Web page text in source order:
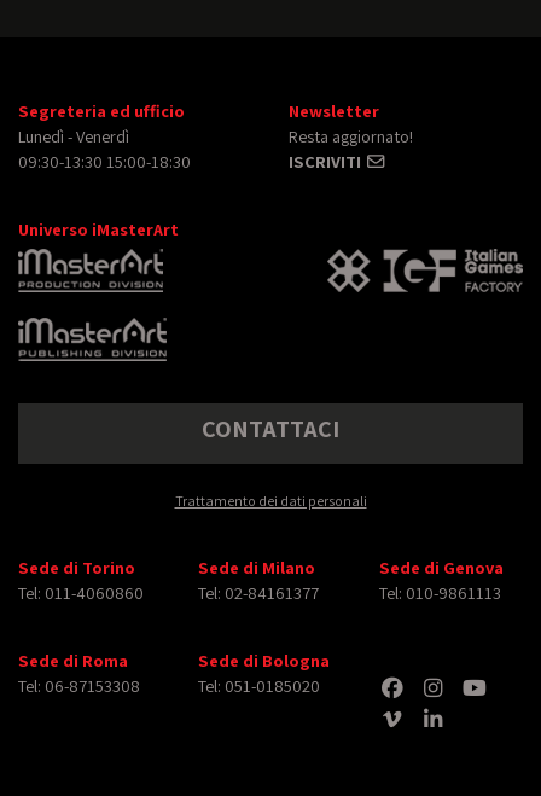
Segreteria ed ufficio
Lunedì - Venerdì
09:30-13:30 15:00-18:30
Newsletter
Resta aggiornato!
ISCRIVITI
Universo iMasterArt
CONTATTACI
Trattamento dei dati personali
Sede di Torino
Tel: 011-4060860
Sede di Milano
Tel: 02-84161377
Sede di Genova
Tel: 010-9861113
Sede di Roma
Tel: 06-87153308
Sede di Bologna
Tel: 051-0185020